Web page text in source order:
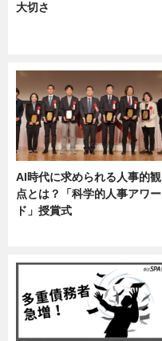
大切さ
AI時代に求められる人事的観
点とは？「科学的人事アワー
ド」授賞式